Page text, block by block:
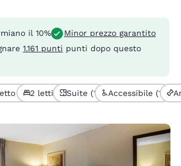
il 10%
Minor prezzo garantito
1.161 punti punti dopo questo
di camera (6)
(4)2 letti (2)Suite (1) Accessibile (1)